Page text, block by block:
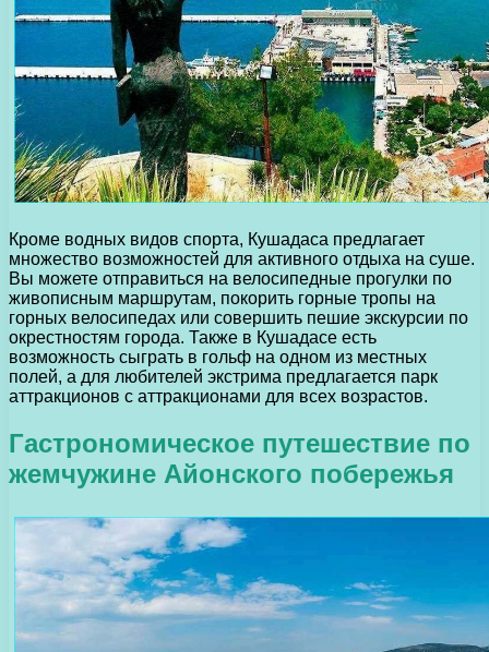
Кроме водных видов спорта, Кушадаса предлагает
множество возможностей для активного отдыха на суше.
Вы можете отправиться на велосипедные прогулки по
живописным маршрутам, покорить горные тропы на
горных велосипедах или совершить пешие экскурсии по
окрестностям города. Также в Кушадасе есть
возможность сыграть в гольф на одном из местных
полей, а для любителей экстрима предлагается парк
аттракционов с аттракционами для всех возрастов.
Гастрономическое путешествие по
жемчужине Айонского побережья